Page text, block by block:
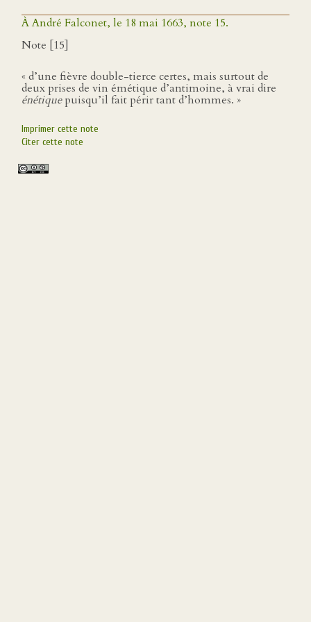
À André Falconet, le 18 mai 1663, note 15.
Note [15]
« d’une fièvre double-tierce certes, mais surtout de
deux prises de vin émétique d’antimoine, à vrai dire
énétiquepuisqu’il fait périr tant d’hommes. »
Imprimer cette note
Citer cette note